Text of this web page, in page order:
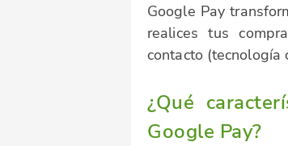
Google Pay
realices tus
contacto (tecnología
¿Qué
Google Pay?